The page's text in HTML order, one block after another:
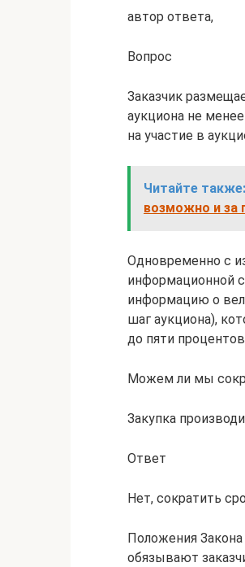
автор ответа,
Вопрос
Заказчик
аукциона не
на участие в
Читайте также:
возможно и за
Одновременно с
информационной
информацию о
шаг аукциона),
до пяти
Можем ли мы
Закупка
Ответ
Нет, сократить
Положения
обязывают